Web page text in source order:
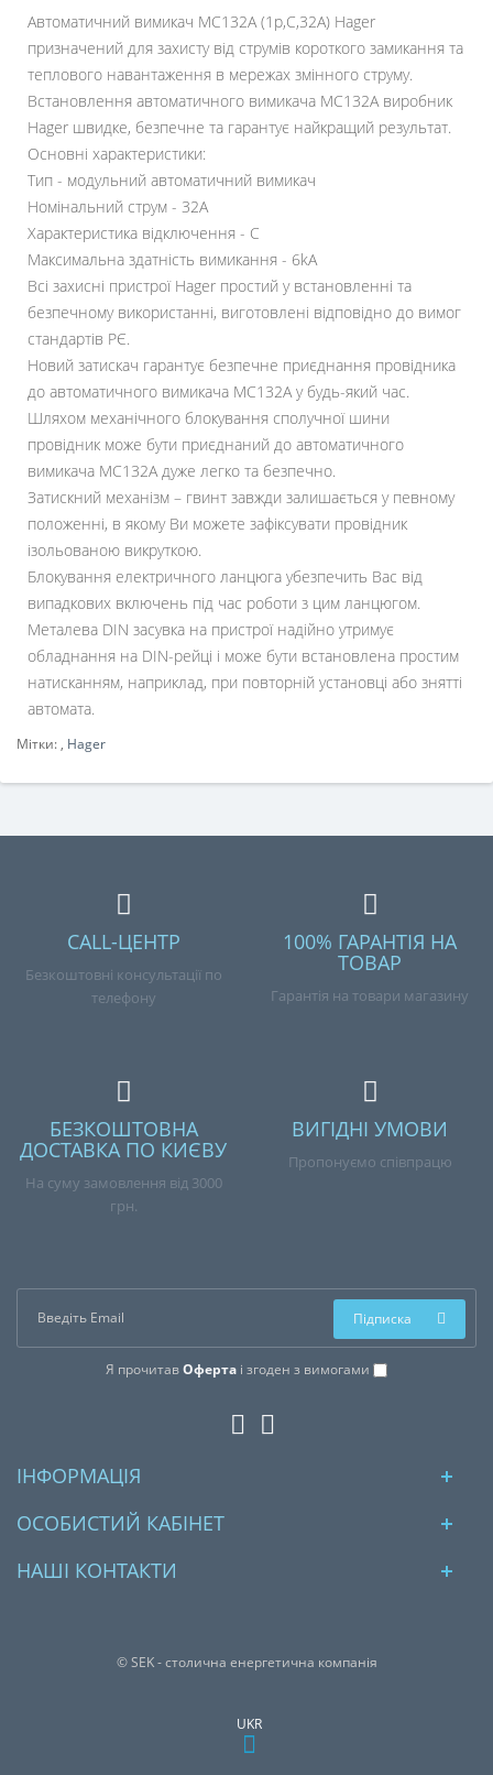
Автоматичний вимикач MC132A (1р,С,32А) Hager
призначений для захисту від струмів короткого замикання та
теплового навантаження в мережах змінного струму.
Встановлення автоматичного вимикача MC132A виробник
Hager швидке, безпечне та гарантує найкращий результат.
Основні характеристики:
Тип - модульний автоматичний вимикач
Номінальний струм - 32A
Характеристика відключення - C
Максимальна здатність вимикання - 6kA
Всі захисні пристрої Hager простий у встановленні та
безпечному використанні, виготовлені відповідно до вимог
стандартів РЄ.
Новий затискач гарантує безпечне приєднання провідника
до автоматичного вимикача MC132A у будь-який час.
Шляхом механічного блокування сполучної шини
провідник може бути приєднаний до автоматичного
вимикача MC132A дуже легко та безпечно.
Затискний механізм – гвинт завжди залишається у певному
положенні, в якому Ви можете зафіксувати провідник
ізольованою викруткою.
Блокування електричного ланцюга убезпечить Вас від
випадкових включень під час роботи з цим ланцюгом.
Металева DIN засувка на пристрої надійно утримує
обладнання на DIN-рейці і може бути встановлена простим
натисканням, наприклад, при повторній установці або знятті
автомата.
Мітки: , Hager
CALL-ЦЕНТР
Безкоштовні консультації по
телефону
100% ГАРАНТІЯ НА
ТОВАР
Гарантія на товари магазину
БЕЗКОШТОВНА
ДОСТАВКА ПО КИЄВУ
На суму замовлення від 3000
грн.
ВИГІДНІ УМОВИ
Пропонуємо співпрацю
Я прочитавОферта і згоден з вимогами
Підписка
ІНФОРМАЦІЯ
ОСОБИСТИЙ КАБІНЕТ
НАШІ КОНТАКТИ
© SEK - столична енергетична компанія
UKR